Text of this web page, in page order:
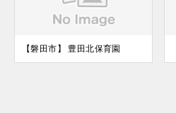
【磐田市】 豊田北保育園